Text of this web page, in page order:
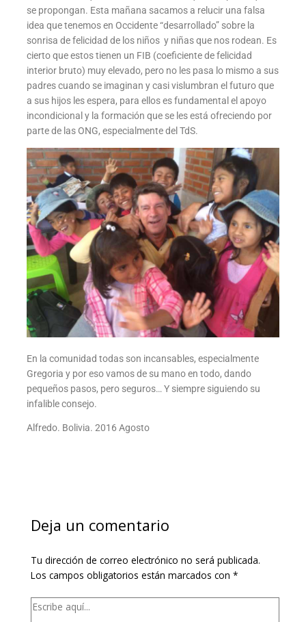
se propongan. Esta mañana sacamos a relucir una falsa
idea que tenemos en Occidente “desarrollado” sobre la
sonrisa de felicidad de los niños y niñas que nos rodean. Es
cierto que estos tienen un FIB (coeficiente de felicidad
interior bruto) muy elevado, pero no les pasa lo mismo a sus
padres cuando se imaginan y casi vislumbran el futuro que
a sus hijos les espera, para ellos es fundamental el apoyo
incondicional y la formación que se les está ofreciendo por
parte de las ONG, especialmente del TdS.
En la comunidad todas son incansables, especialmente
Gregoria y por eso vamos de su mano en todo, dando
pequeños pasos, pero seguros… Y siempre siguiendo su
infalible consejo.
Alfredo. Bolivia. 2016 Agosto
Deja un comentario
Tu dirección de correo electrónico no será publicada.
Los campos obligatorios están marcados con *